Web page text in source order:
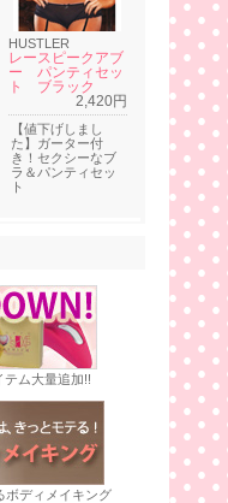
HUSTLER
レースピークアブ
ー パンティセッ
ト ブラック
2,420円
【値下げしまし
た】ガーター付
き！セクシーなブ
ラ＆パンティセッ
ト
テム大量追加!!
ボディメイキング